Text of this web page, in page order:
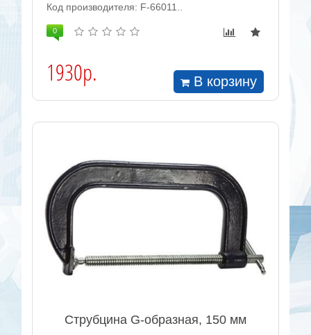
Код производителя: F-66011..
0
1930р. В корзину
Струбцина G-образная, 150 мм